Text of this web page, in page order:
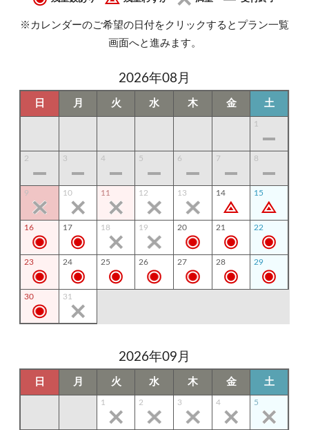
※カレンダーのご希望の日付をクリックするとプラン一覧
画面へと進みます。
2026年08月
日 月 火 水 木 金 土
1
2 3 4 5 6 7 8
9 10 11 12 13 14 15
16 17 18 19 20 21 22
23 24 25 26 27 28 29
30 31
2026年09月
日 月 火 水 木 金 土
1 2 3 4 5